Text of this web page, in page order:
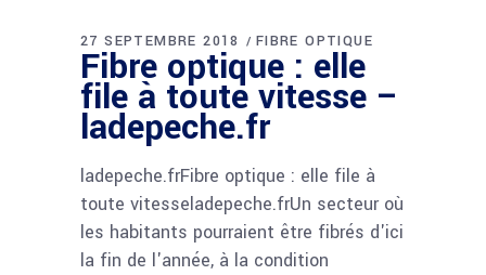
27 SEPTEMBRE 2018 FIBRE OPTIQUE
Fibre optique : elle
file à toute vitesse –
ladepeche.fr
ladepeche.frFibre optique : elle file à
toute vitesseladepeche.frUn secteur où
les habitants pourraient être fibrés d'ici
la fin de l'année, à la condition